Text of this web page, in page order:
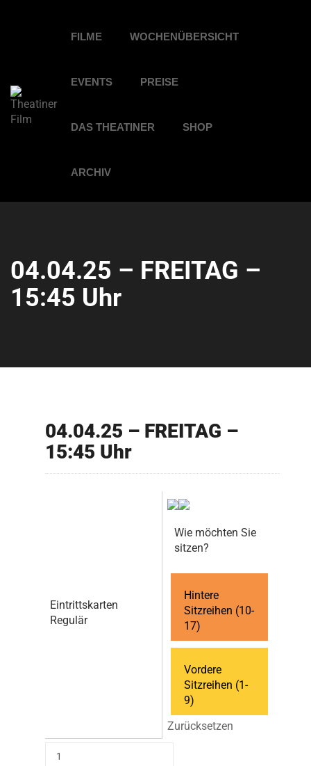
FILME WOCHENÜBERSICHT
EVENTS PREISE
DAS THEATINER SHOP
ARCHIV
04.04.25 – FREITAG –
15:45 Uhr
04.04.25 – FREITAG –
15:45 Uhr
Eintrittskarten
Regulär
Wie möchten Sie
sitzen?
Hintere
Sitzreihen (10-
17)
Vordere
Sitzreihen (1-
9)
Zurücksetzen